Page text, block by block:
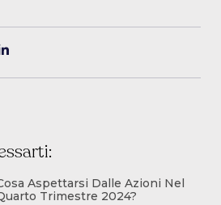
Aspettarsi Dalle Azioni Nel
Trimestre 2024?